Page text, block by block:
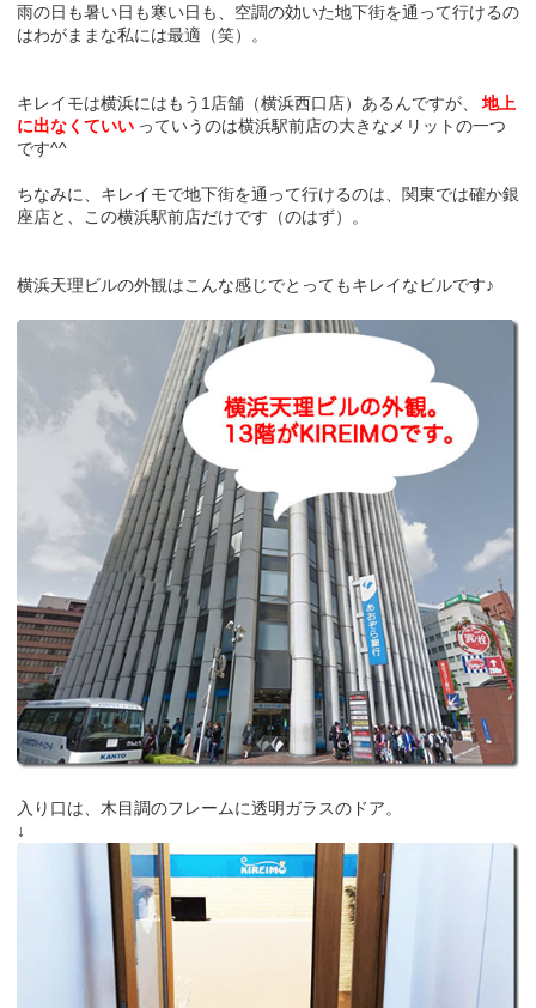
雨の日も暑い日も寒い日も、空調の効いた地下街を通って行けるの
はわがままな私には最適（笑）。
キレイモは横浜にはもう1店舗（横浜西口店）あるんですが、
地上
に出なくていい っていうのは横浜駅前店の大きなメリットの一つ
です^^
ちなみに、キレイモで地下街を通って行けるのは、関東では確か銀
座店と、この横浜駅前店だけです（のはず）。
横浜天理ビルの外観はこんな感じでとってもキレイなビルです♪
入り口は、木目調のフレームに透明ガラスのドア。
↓